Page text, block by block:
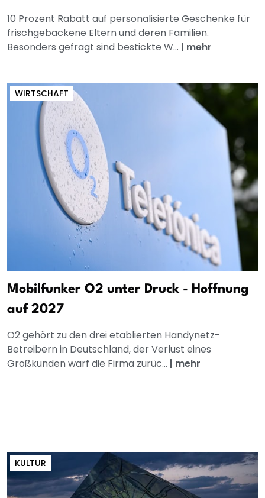
10 Prozent Rabatt auf personalisierte Geschenke für
frischgebackene Eltern und deren Familien.
Besonders gefragt sind bestickte W... | mehr
WIRTSCHAFT
Mobilfunker O2 unter Druck - Hoffnung
auf 2027
O2 gehört zu den drei etablierten Handynetz-
Betreibern in Deutschland, der Verlust eines
Großkunden warf die Firma zurüc... | mehr
KULTUR